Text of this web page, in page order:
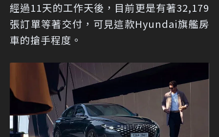
經過11天的工作天後，目前更是有著32,179
張訂單等著交付，可見這款Hyundai旗艦房
車的搶手程度。